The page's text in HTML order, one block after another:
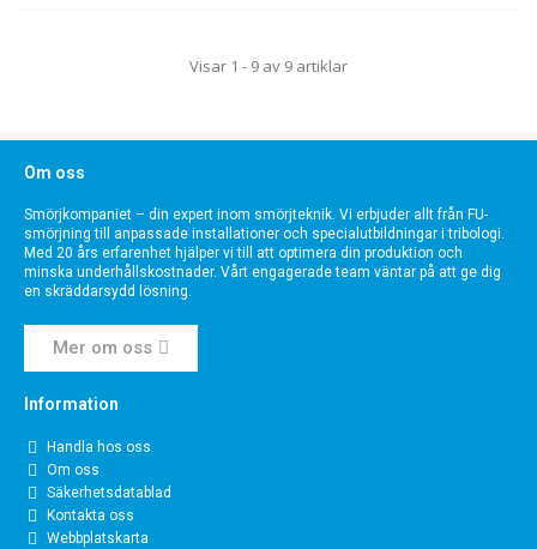
Visar 1 - 9 av 9 artiklar
Om oss
Smörjkompaniet – din expert inom smörjteknik. Vi erbjuder allt från FU-
smörjning till anpassade installationer och specialutbildningar i tribologi.
Med 20 års erfarenhet hjälper vi till att optimera din produktion och
minska underhållskostnader. Vårt engagerade team väntar på att ge dig
en skräddarsydd lösning.
Mer om oss
Information
Handla hos oss
Om oss
Säkerhetsdatablad
Kontakta oss
Webbplatskarta